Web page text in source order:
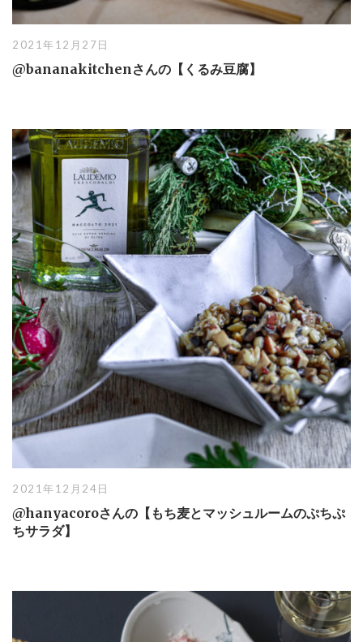
2021年12月27日
@bananakitchenさんの【くるみ豆腐】
2021年12月24日
@hanyacoroさんの【もち麦とマッシュルームのぷちぷ
ちサラダ】